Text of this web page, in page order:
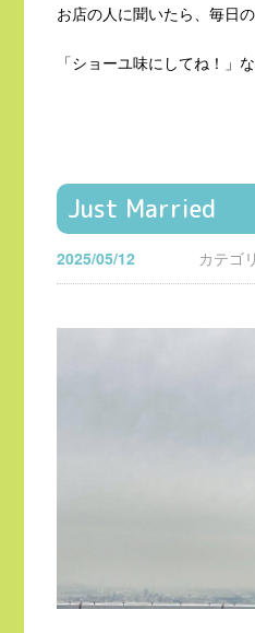
お店の人に聞いたら、毎日
「ショーユ味にしてね！」
Just Married
2025/05/12 カテゴ